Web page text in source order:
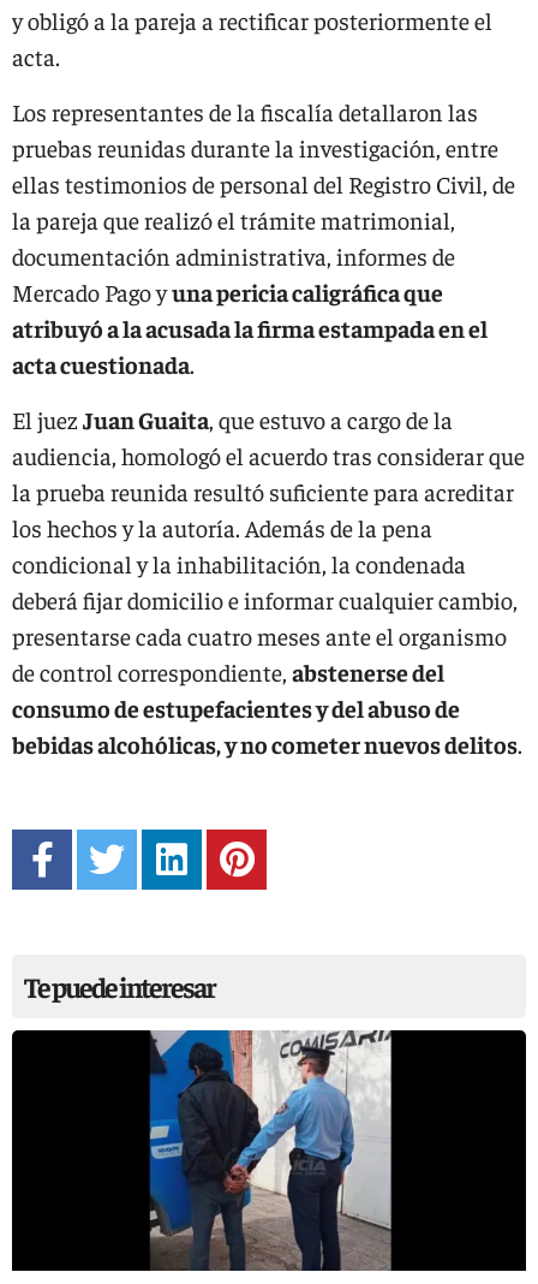
y obligó a la pareja a rectificar posteriormente el
acta.
Los representantes de la fiscalía detallaron las
pruebas reunidas durante la investigación, entre
ellas testimonios de personal del Registro Civil, de
la pareja que realizó el trámite matrimonial,
documentación administrativa, informes de
Mercado Pago yuna pericia caligráfica que
atribuyó a la acusada la firma estampada en el
acta cuestionada.
El juezJuan Guaita, que estuvo a cargo de la
audiencia, homologó el acuerdo tras considerar que
la prueba reunida resultó suficiente para acreditar
los hechos y la autoría. Además de la pena
condicional y la inhabilitación, la condenada
deberá fijar domicilio e informar cualquier cambio,
presentarse cada cuatro meses ante el organismo
de control correspondiente, abstenerse del
consumo de estupefacientes y del abuso de
bebidas alcohólicas, y no cometer nuevos delitos.
Te puede interesar